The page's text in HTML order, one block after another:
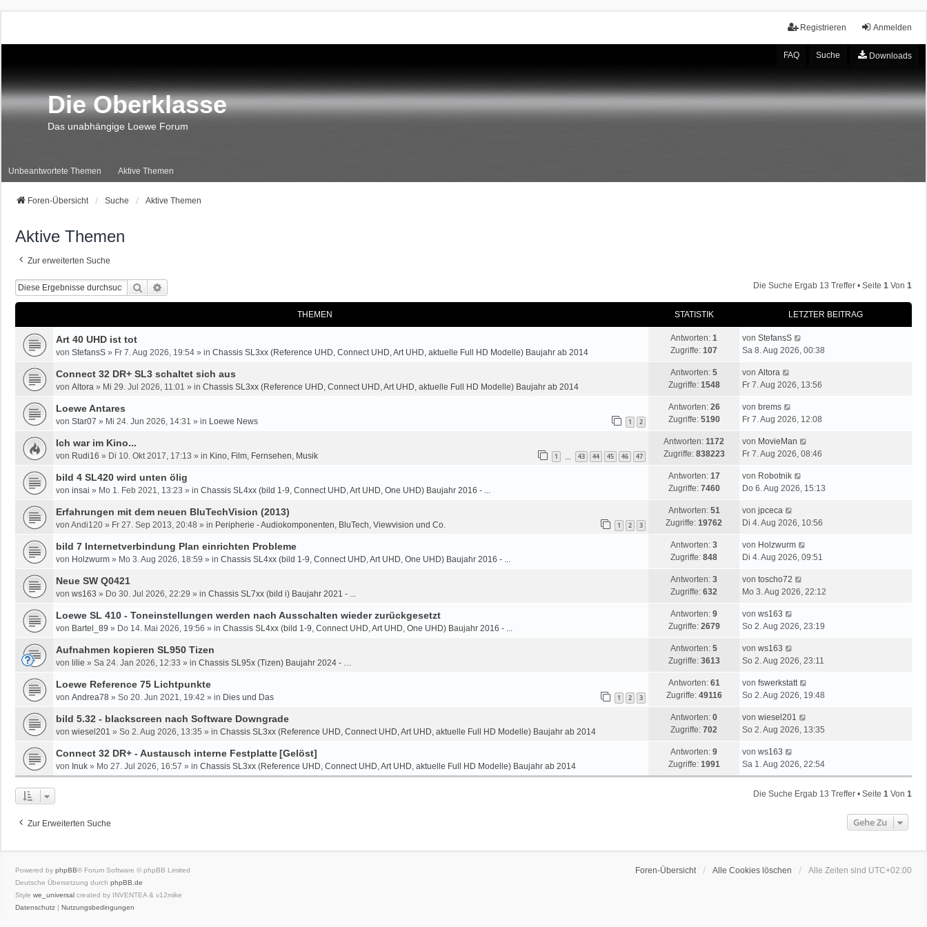
Anmelden
Registrieren
FAQ Suche Downloads
Die Oberklasse
Das unabhängige Loewe Forum
Unbeantwortete Themen Aktive Themen
Foren-Übersicht Suche Aktive Themen
Aktive Themen
Zur erweiterten Suche
Suche Die Suche Ergab 13 Treffer • Seite 1 Von 1
THEMEN STATISTIK LETZTER BEITRAG
Art 40 UHD ist tot
von StefansS » Fr 7. Aug 2026, 19:54 » in Chassis SL3xx (Reference UHD, Connect UHD, Art UHD, aktuelle Full HD Modelle) Baujahr ab 2014
Antworten: 1
Zugriffe: 107
von StefansS
Sa 8. Aug 2026, 00:38
Connect 32 DR+ SL3 schaltet sich aus
von Altora » Mi 29. Jul 2026, 11:01 » in Chassis SL3xx (Reference UHD, Connect UHD, Art UHD, aktuelle Full HD Modelle) Baujahr ab 2014
Antworten: 5
Zugriffe: 1548
von Altora
Fr 7. Aug 2026, 13:56
Loewe Antares
von Star07 » Mi 24. Jun 2026, 14:31 » in Loewe News 1 2
Antworten: 26
Zugriffe: 5190
von brems
Fr 7. Aug 2026, 12:08
Ich war im Kino...
von Rudi16 » Di 10. Okt 2017, 17:13 » in Kino, Film, Fernsehen, Musik 1 43 44 45 46 47
Antworten: 1172
Zugriffe: 838223
von MovieMan
Fr 7. Aug 2026, 08:46
bild 4 SL420 wird unten ölig
von insai » Mo 1. Feb 2021, 13:23 » in Chassis SL4xx (bild 1-9, Connect UHD, Art UHD, One UHD) Baujahr 2016 - ...
Antworten: 17
Zugriffe: 7460
von Robotnik
Do 6. Aug 2026, 15:13
Erfahrungen mit dem neuen BluTechVision (2013)
von Andi120 » Fr 27. Sep 2013, 20:48 » in Peripherie - Audiokomponenten, BluTech, Viewvision und Co. 1 2 3
Antworten: 51
Zugriffe: 19762
von jpceca
Di 4. Aug 2026, 10:56
bild 7 Internetverbindung Plan einrichten Probleme
von Holzwurm » Mo 3. Aug 2026, 18:59 » in Chassis SL4xx (bild 1-9, Connect UHD, Art UHD, One UHD) Baujahr 2016 - ...
Antworten: 3
Zugriffe: 848
von Holzwurm
Di 4. Aug 2026, 09:51
Neue SW Q0421
von ws163 » Do 30. Jul 2026, 22:29 » in Chassis SL7xx (bild i) Baujahr 2021 - ...
Antworten: 3
Zugriffe: 632
von toscho72
Mo 3. Aug 2026, 22:12
Loewe SL 410 - Toneinstellungen werden nach Ausschalten wieder zurückgesetzt
von Bartel_89 » Do 14. Mai 2026, 19:56 » in Chassis SL4xx (bild 1-9, Connect UHD, Art UHD, One UHD) Baujahr 2016 - ...
Antworten: 9
Zugriffe: 2679
von ws163
So 2. Aug 2026, 23:19
Aufnahmen kopieren SL950 Tizen
von lilie » Sa 24. Jan 2026, 12:33 » in Chassis SL95x (Tizen) Baujahr 2024 - …
Antworten: 5
Zugriffe: 3613
von ws163
So 2. Aug 2026, 23:11
Loewe Reference 75 Lichtpunkte
von Andrea78 » So 20. Jun 2021, 19:42 » in Dies und Das 1 2 3
Antworten: 61
Zugriffe: 49116
von fswerkstatt
So 2. Aug 2026, 19:48
bild 5.32 - blackscreen nach Software Downgrade
von wiesel201 » So 2. Aug 2026, 13:35 » in Chassis SL3xx (Reference UHD, Connect UHD, Art UHD, aktuelle Full HD Modelle) Baujahr ab 2014
Antworten: 0
Zugriffe: 702
von wiesel201
So 2. Aug 2026, 13:35
Connect 32 DR+ - Austausch interne Festplatte[Gelöst]
von Inuk » Mo 27. Jul 2026, 16:57 » in Chassis SL3xx (Reference UHD, Connect UHD, Art UHD, aktuelle Full HD Modelle) Baujahr ab 2014
Antworten: 9
Zugriffe: 1991
von ws163
Sa 1. Aug 2026, 22:54
Die Suche Ergab 13 Treffer • Seite 1 Von 1
Zur Erweiterten Suche Gehe Zu
Foren-Übersicht Alle Cookies löschen Alle Zeiten sind UTC+02:00
Powered by phpBB® Forum Software © phpBB Limited
Deutsche Übersetzung durch phpBB.de
Style we_universal created by INVENTEA & v12mike
Datenschutz | Nutzungsbedingungen